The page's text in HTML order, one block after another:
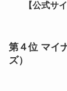
【公式サ
第４位 マイ
ズ）